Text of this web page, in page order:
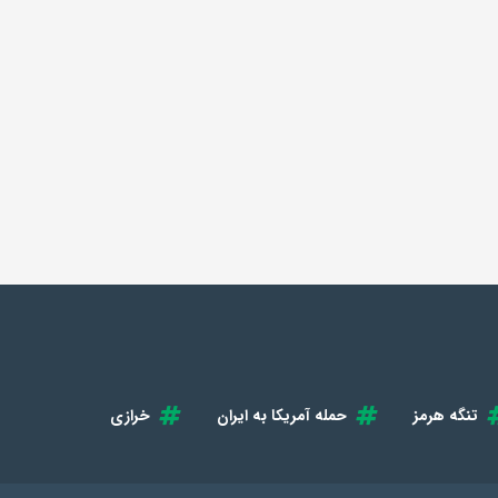
تنگه هرمز حمله آمریکا به ایران خرازی